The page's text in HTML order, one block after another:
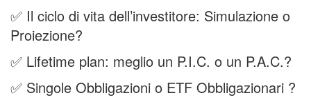
✅ Il ciclo di vita dell’investitore: Simulazione o
Proiezione?
✅ Lifetime plan: meglio un P.I.C. o un P.A.C.?
✅ Singole Obbligazioni o ETF Obbligazionari ?